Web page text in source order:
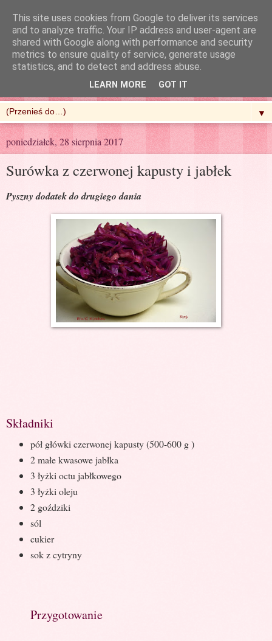
R'n'G Kitchen
▼
poniedziałek, 28 sierpnia 2017
Surówka z czerwonej kapusty i jabłek
Pyszny dodatek do drugiego dania
Składniki
pół główki czerwonej kapusty (500-600 g )
2 małe kwasowe jabłka
3 łyżki octu jabłkowego
3 łyżki oleju
2 goździki
sól
cukier
sok z cytryny
Przygotowanie
This site uses cookies from Google to deliver its services
and to analyze traffic. Your IP address and user-agent are
shared with Google along with performance and security
metrics to ensure quality of service, generate usage
statistics, and to detect and address abuse.
LEARN MORE GOT IT